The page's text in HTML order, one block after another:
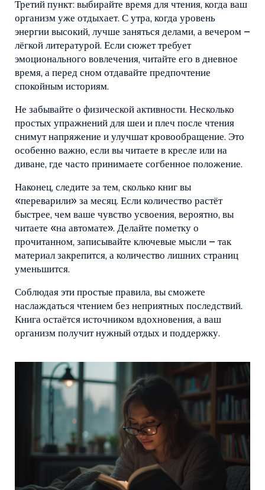
Третий пункт: выбирайте время для чтения, когда ваш
организм уже отдыхает. С утра, когда уровень
энергии высокий, лучше заняться делами, а вечером –
лёгкой литературой. Если сюжет требует
эмоционального вовлечения, читайте его в дневное
время, а перед сном отдавайте предпочтение
спокойным историям.
Не забывайте о физической активности. Несколько
простых упражнений для шеи и плеч после чтения
снимут напряжение и улучшат кровообращение. Это
особенно важно, если вы читаете в кресле или на
диване, где часто принимаете согбенное положение.
Наконец, следите за тем, сколько книг вы
«переварили» за месяц. Если количество растёт
быстрее, чем ваше чувство усвоения, вероятно, вы
читаете «на автомате». Делайте пометку о
прочитанном, записывайте ключевые мысли – так
материал закрепится, а количество лишних страниц
уменьшится.
Соблюдая эти простые правила, вы сможете
наслаждаться чтением без неприятных последствий.
Книга остаётся источником вдохновения, а ваш
организм получит нужный отдых и поддержку.